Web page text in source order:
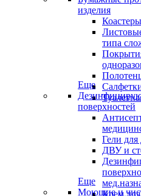
изделия
типа
Еще
поверхностей
Гели
ДВУ и
Крем
Еще
Моющие и